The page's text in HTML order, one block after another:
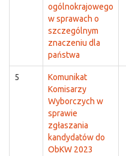
ogólnokrajowego
w sprawach o
szczególnym
znaczeniu dla
państwa
5
Komunikat
Komisarzy
Wyborczych w
sprawie
zgłaszania
kandydatów do
ObKW 2023